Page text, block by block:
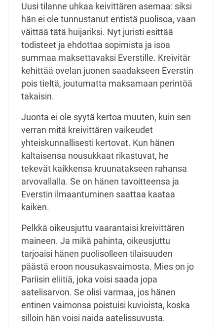
Uusi tilanne uhkaa keivittären asemaa: siksi
hän ei ole tunnustanut entistä puolisoa, vaan
väittää tätä huijariksi. Nyt juristi esittää
todisteet ja ehdottaa sopimista ja isoa
summaa maksettavaksi Everstille. Kreivitär
kehittää ovelan juonen saadakseen Everstin
pois tieltä, joutumatta maksamaan perintöä
takaisin.
Juonta ei ole syytä kertoa muuten, kuin sen
verran mitä kreivittären vaikeudet
yhteiskunnallisesti kertovat. Kun hänen
kaltaisensa nousukkaat rikastuvat, he
tekevät kaikkensa kruunatakseen rahansa
arvovallalla. Se on hänen tavoitteensa ja
Everstin ilmaantuminen saattaa kaataa
kaiken.
Pelkkä oikeusjuttu vaarantaisi kreivittären
maineen. Ja mikä pahinta, oikeusjuttu
tarjoaisi hänen puolisolleen tilaisuuden
päästä eroon nousukasvaimosta. Mies on jo
Pariisin eliitiä, joka voisi saada jopa
aatelisarvon. Se olisi varmaa, jos hänen
entinen vaimonsa poistuisi kuvioista, koska
silloin hän voisi naida aatelissuvusta.